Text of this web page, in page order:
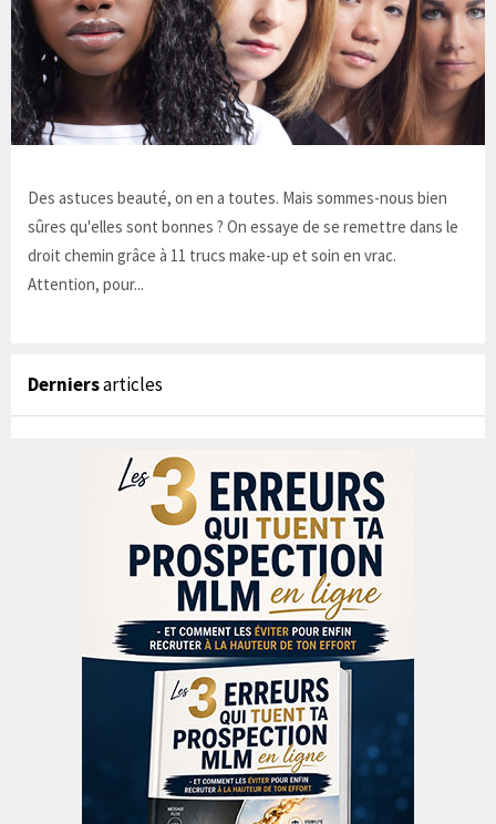
Des astuces beauté, on en a toutes. Mais sommes-nous bien
sûres qu'elles sont bonnes ? On essaye de se remettre dans le
droit chemin grâce à 11 trucs make-up et soin en vrac.
Attention, pour...
Derniersarticles